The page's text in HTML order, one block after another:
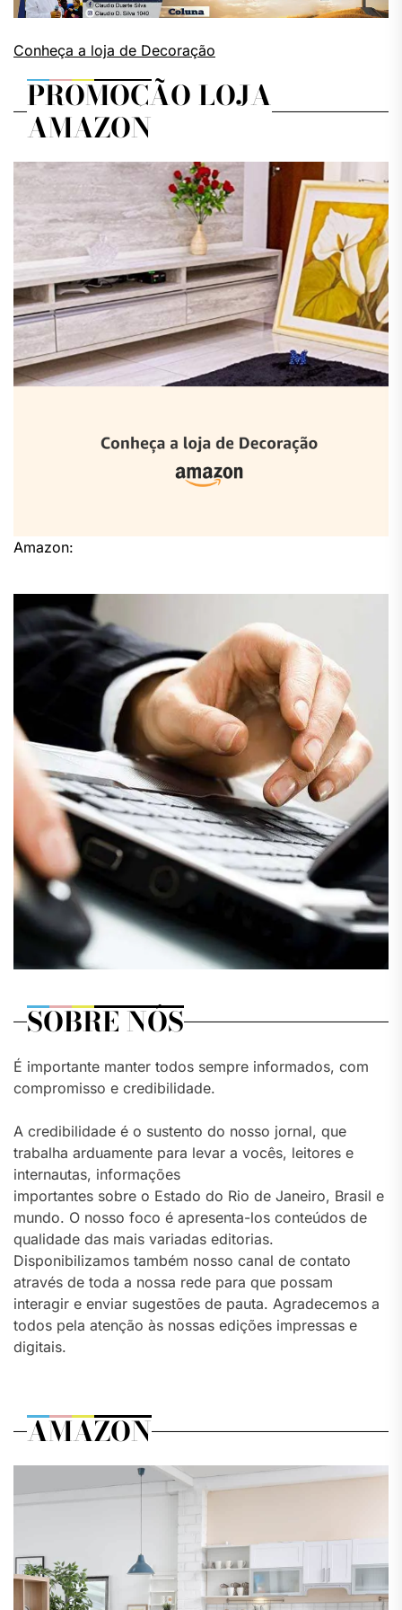
Conheça a loja de Decoração
PROMOÇÃO LOJA
AMAZON
Amazon:
SOBRE NÓS
É importante manter todos sempre informados, com
compromisso e credibilidade.
A credibilidade é o sustento do nosso jornal, que
trabalha arduamente para levar a vocês, leitores e
internautas, informações
importantes sobre o Estado do Rio de Janeiro, Brasil e
mundo. O nosso foco é apresenta-los conteúdos de
qualidade das mais variadas editorias.
Disponibilizamos também nosso canal de contato
através de toda a nossa rede para que possam
interagir e enviar sugestões de pauta. Agradecemos a
todos pela atenção às nossas edições impressas e
digitais.
AMAZON